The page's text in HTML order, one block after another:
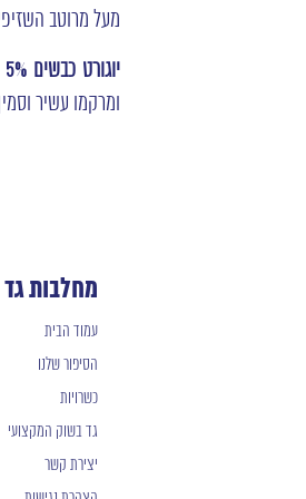
מעל מרוטב
יוגורט כבשים 5%
ומרקמו עשיר וסמיך,
מחלבות גד
עמוד הבית
הסיפור שלנו
כשרויות
גד בשוק המקצועי
יצירת קשר